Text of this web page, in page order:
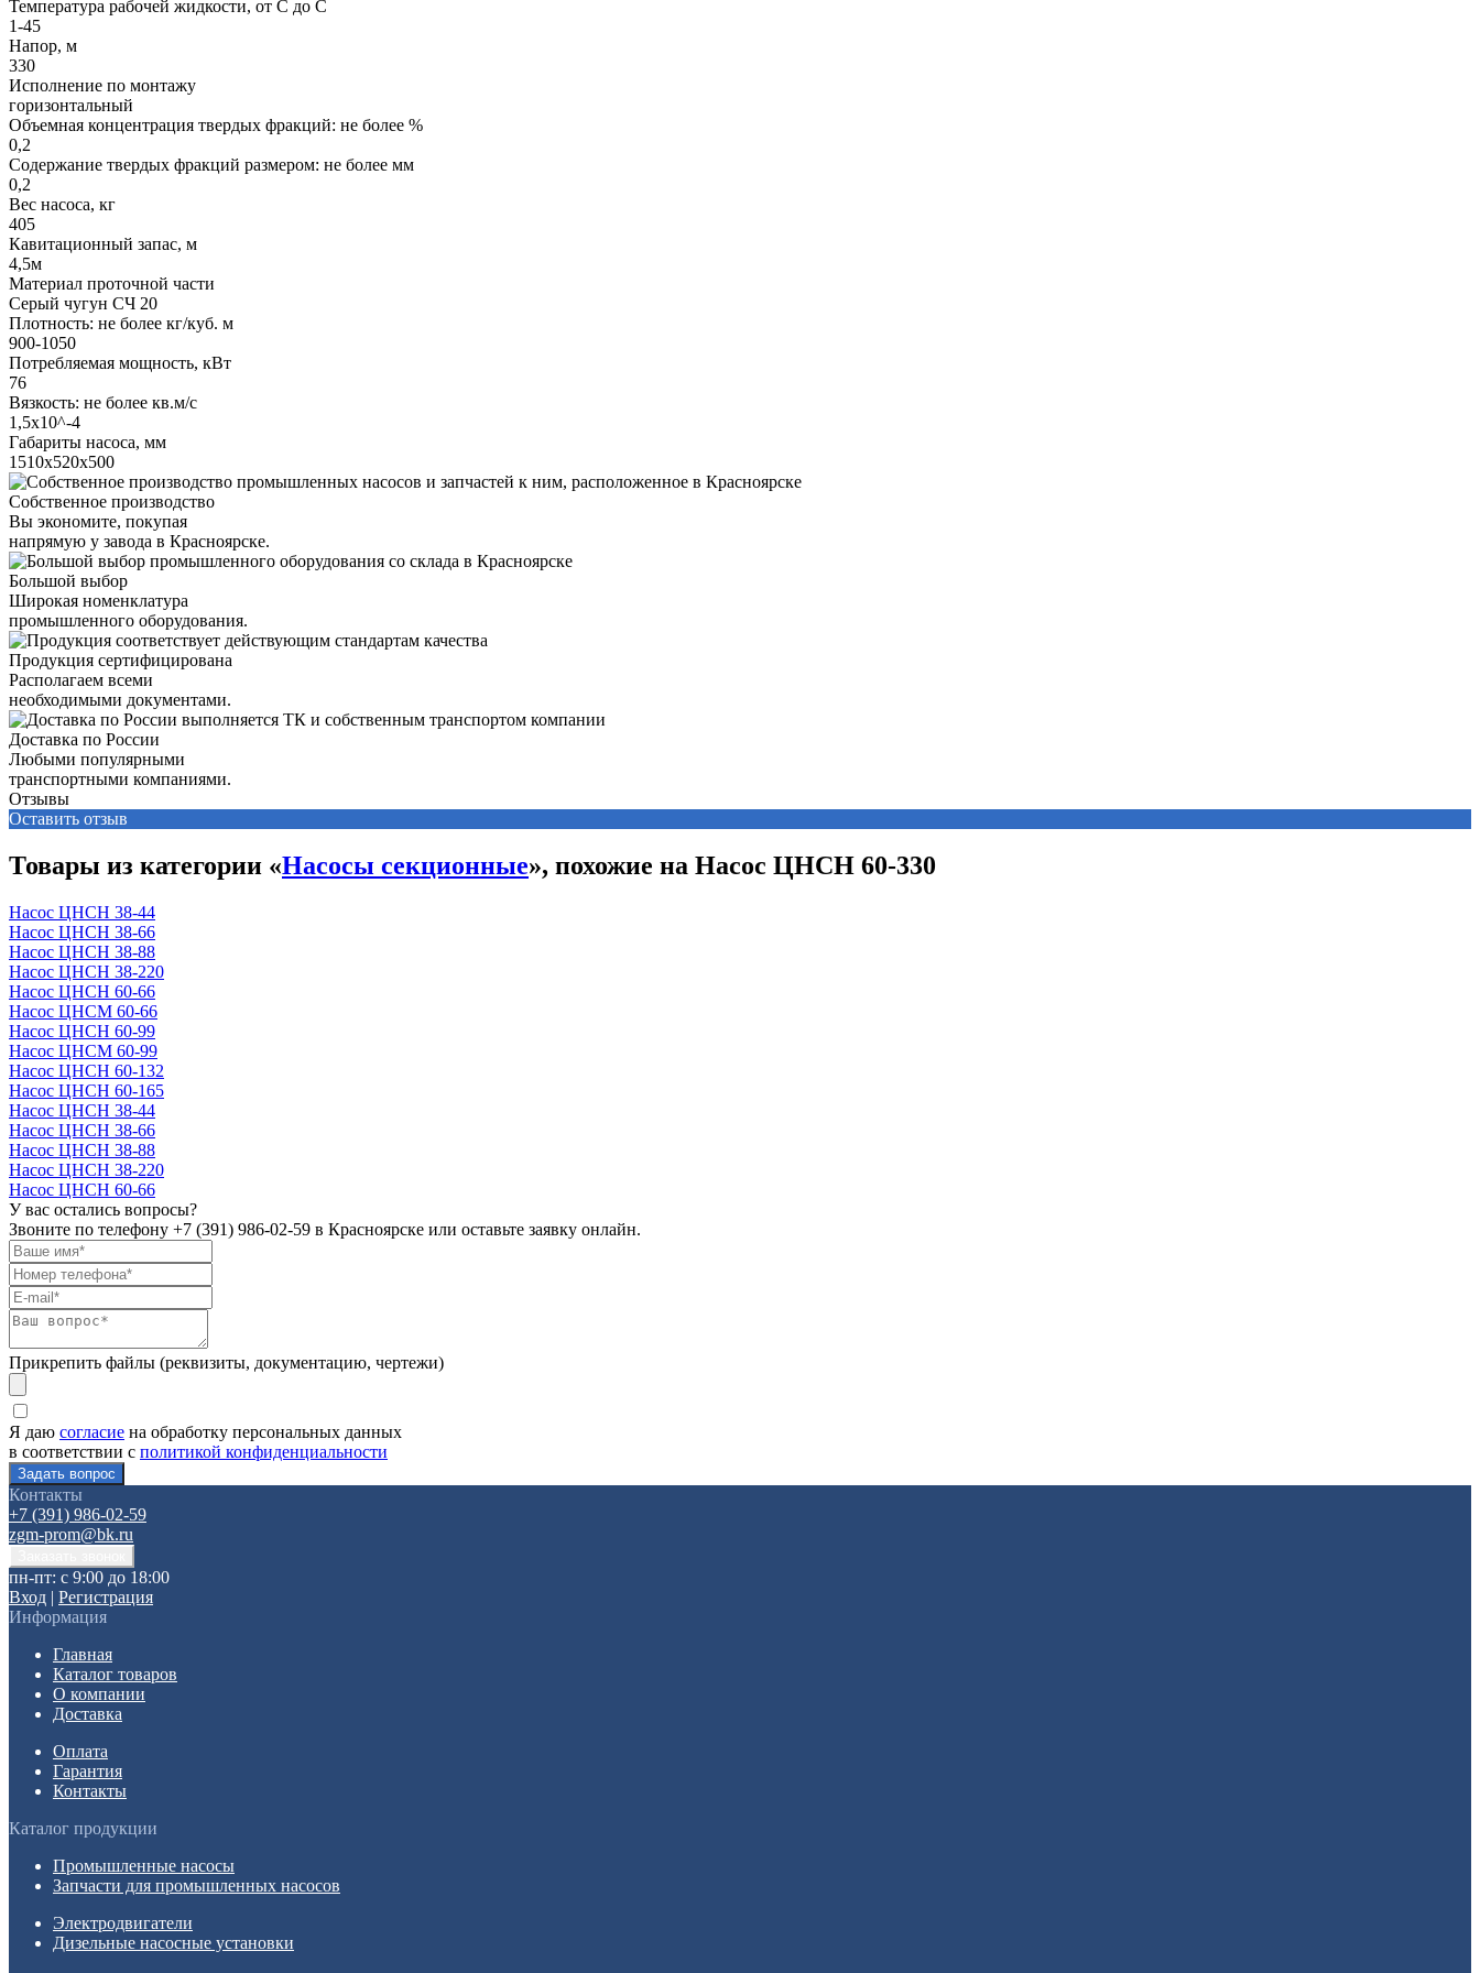
Температура рабочей жидкости, от С до С
1-45
Напор, м
330
Исполнение по монтажу
горизонтальный
Объемная концентрация твердых фракций: не более %
0,2
Содержание твердых фракций размером: не более мм
0,2
Вес насоса, кг
405
Кавитационный запас, м
4,5м
Материал проточной части
Серый чугун СЧ 20
Плотность: не более кг/куб. м
900-1050
Потребляемая мощность, кВт
76
Вязкость: не более кв.м/с
1,5х10^-4
Габариты насоса, мм
1510х520х500
Собственное производство
Вы экономите, покупая
напрямую у завода в Красноярске.
Большой выбор
Широкая номенклатура
промышленного оборудования.
Продукция сертифицирована
Располагаем всеми
необходимыми документами.
Доставка по России
Любыми популярными
транспортными компаниями.
Отзывы
Оставить отзыв
Товары из категории «Насосы секционные», похожие на Насос ЦНСН 60-330
Насос ЦНСН 38-44
Насос ЦНСН 38-66
Насос ЦНСН 38-88
Насос ЦНСН 38-220
Насос ЦНСН 60-66
Насос ЦНСМ 60-66
Насос ЦНСН 60-99
Насос ЦНСМ 60-99
Насос ЦНСН 60-132
Насос ЦНСН 60-165
Насос ЦНСН 38-44
Насос ЦНСН 38-66
Насос ЦНСН 38-88
Насос ЦНСН 38-220
Насос ЦНСН 60-66
У вас остались вопросы?
Звоните по телефону +7 (391) 986-02-59 в Красноярске или оставьте заявку онлайн.
Прикрепить файлы (реквизиты, документацию, чертежи)
Я даю согласие на обработку персональных данных
в соответствии с политикой конфиденциальности
Контакты
+7 (391) 986-02-59
zgm-prom@bk.ru
пн-пт: с 9:00 до 18:00
Вход | Регистрация
Информация
Главная
Каталог товаров
О компании
Доставка
Оплата
Гарантия
Контакты
Каталог продукции
Промышленные насосы
Запчасти для промышленных насосов
Электродвигатели
Дизельные насосные установки